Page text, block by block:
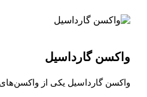
واکسن گارداسیل
واکسن گارداسیل یکی از